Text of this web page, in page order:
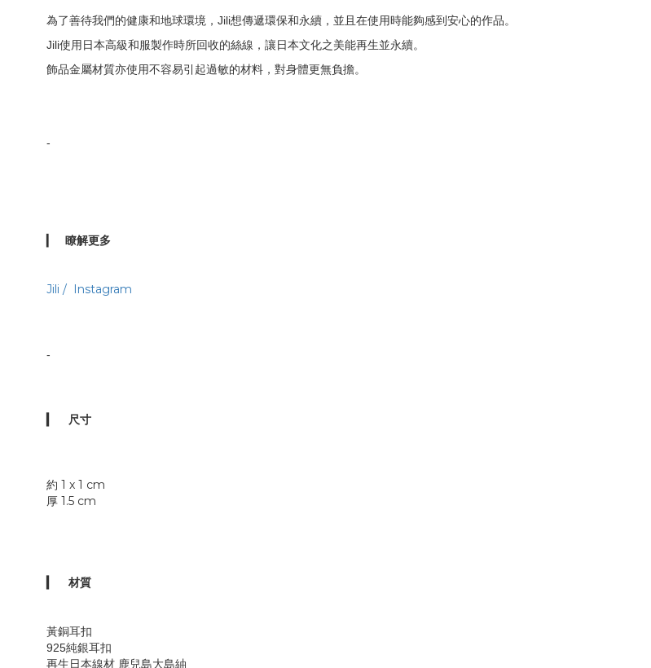
為了善待我們的健康和地球環境， Jili想傳遞環保和永續，並且在使用時能夠感到安心的作品。
Jili使用日本高級和服製作時所回收的絲線，讓日本文化之美能再生並永續。
飾品金屬材質亦使用不容易引起過敏的材料，對身體更無負擔。
-
瞭解更多
Jili / Instagram
-
尺寸
約 1 x 1 cm
厚 1.5 cm
材質
黃銅耳扣
925純銀耳扣
再生日本線材 鹿兒島大島紬